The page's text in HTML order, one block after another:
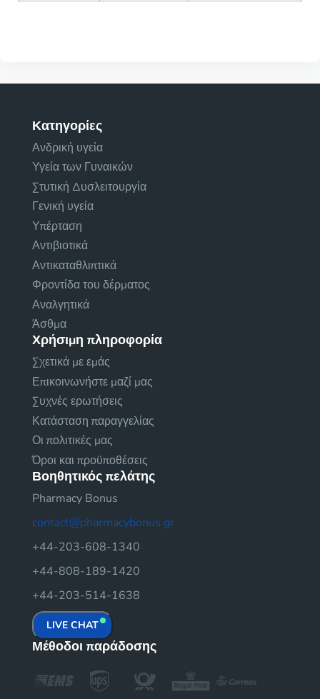
Κατηγορίες
Ανδρική υγεία
Υγεία των Γυναικών
Στυτική Δυσλειτουργία
Γενική υγεία
Υπέρταση
Αντιβιοτικά
Αντικαταθλιπτικά
Φροντίδα του δέρματος
Αναλγητικά
Άσθμα
Χρήσιμη πληροφορία
Σχετικά με εμάς
Επικοινωνήστε μαζί μας
Συχνές ερωτήσεις
Κατάσταση παραγγελίας
Οι πολιτικές μας
Όροι και προϋποθέσεις
Βοηθητικός πελάτης
Pharmacy Bonus
contact@pharmacybonus.gr
+44-203-608-1340
+44-808-189-1420
+44-203-514-1638
LIVE CHAT
Μέθοδοι παράδοσης